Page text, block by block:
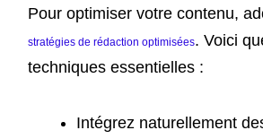
Pour optimiser votre contenu,
stratégies de rédaction optimisées. Voici
techniques essentielles :
Intégrez naturellement